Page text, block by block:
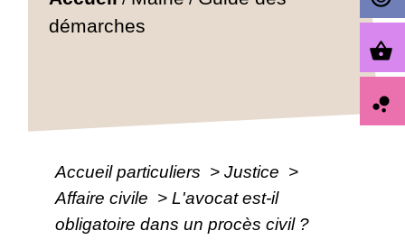
démarches
Accueil particuliers > Justice >
Affaire civile > L'avocat est-il
obligatoire dans un procès civil ?
shopping_basket
bubble_chart